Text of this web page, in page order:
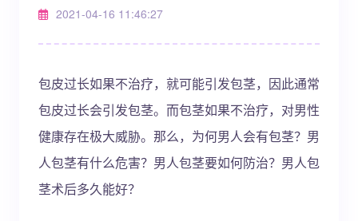
2021-04-16 11:46:27
包皮过长如果不治疗，就可能引发包茎，因此通常
包皮过长会引发包茎。而包茎如果不治疗，对男性
健康存在极大威胁。那么，为何男人会有包茎？男
人包茎有什么危害？男人包茎要如何防治？男人包
茎术后多久能好？